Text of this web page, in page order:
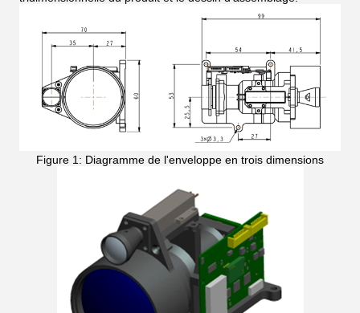
Figure 1: Diagramme de l'enveloppe en trois dimensions